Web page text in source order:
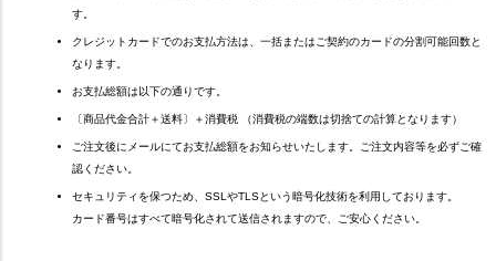
す。
クレジットカードでのお支払方法は、一括またはご契約のカードの分割可能回数と
なります。
お支払総額は以下の通りです。
〔商品代金合計＋送料〕＋消費税 （消費税の端数は切捨ての計算となります）
ご注文後にメールにてお支払総額をお知らせいたします。ご注文内容等を必ずご確
認ください。
セキュリティを保つため、SSLやTLSという暗号化技術を利用しております。
カード番号はすべて暗号化されて送信されますので、ご安心ください。